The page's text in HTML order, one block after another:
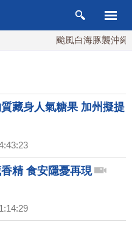
颱風白海豚襲沖繩
藏身人氣糖果 加州擬提
精 食安隱憂再現